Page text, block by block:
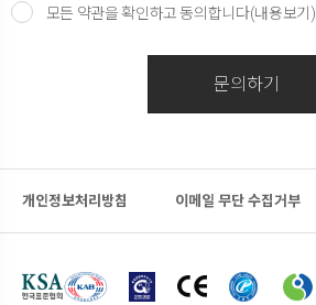
모든 약관을 확인하고 동의합니다(내용보기)
문의하기
개인정보처리방침 이메일 무단 수집거부